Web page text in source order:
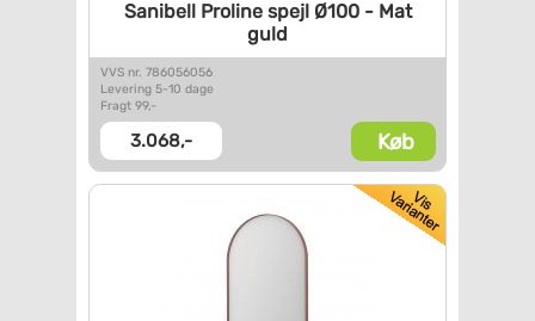
Sanibell Proline spejl Ø100 -Mat
guld
VVS nr. 786056056
Levering 5-10 dage
Fragt 99,-
3.068,- Køb